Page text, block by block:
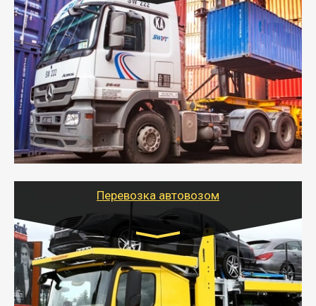
Цена за км. Рассчитывается
индивидуально
- Контейнерные грузоперевозки на специальном
оборудованном транспорте быстро, качественно и
безопасно.
- Наша транспортная компания поможет
организовать доставку в порт и из порта
стандартных контейнеров на контейнеровозе,
шаландах и площадках (открытых кузовах),
используя надежные крепления.
Перевозка автовозом
Цена за км. Рассчитывается
индивидуально